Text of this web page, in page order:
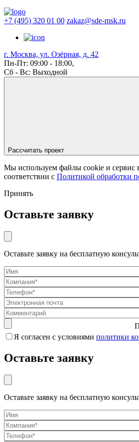
+7 (495) 320 01 00 zakaz@sde-msk.ru
г. Москва, ул. Озёрная, д. 42
Пн-Пт: 09:00 - 18:00,
Сб - Вс: Выходной
Рассчитать проект
Мы используем файлы cookie и сервис
соответствии с Политикой обработки
Принять
Оставьте заявку
Оставьте заявку на бесплатную
Я согласен с условиями политики
Оставьте заявку
Оставьте заявку на бесплатную